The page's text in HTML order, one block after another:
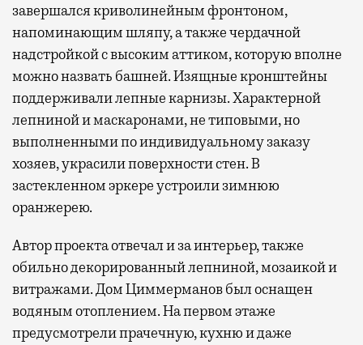
завершался криволинейным фронтоном,
напоминающим шляпу, а также чердачной
надстройкой с высоким аттиком, которую вполне
можно назвать башней. Изящные кронштейны
поддерживали лепные карнизы. Характерной
лепниной и маскаронами, не типовыми, но
выполненными по индивидуальному заказу
хозяев, украсили поверхности стен. В
застекленном эркере устроили зимнюю
оранжерею.
Автор проекта отвечал и за интерьер, также
обильно декорированный лепниной, мозаикой и
витражами. Дом Циммерманов был оснащен
водяным отоплением. На первом этаже
предусмотрели прачечную, кухню и даже